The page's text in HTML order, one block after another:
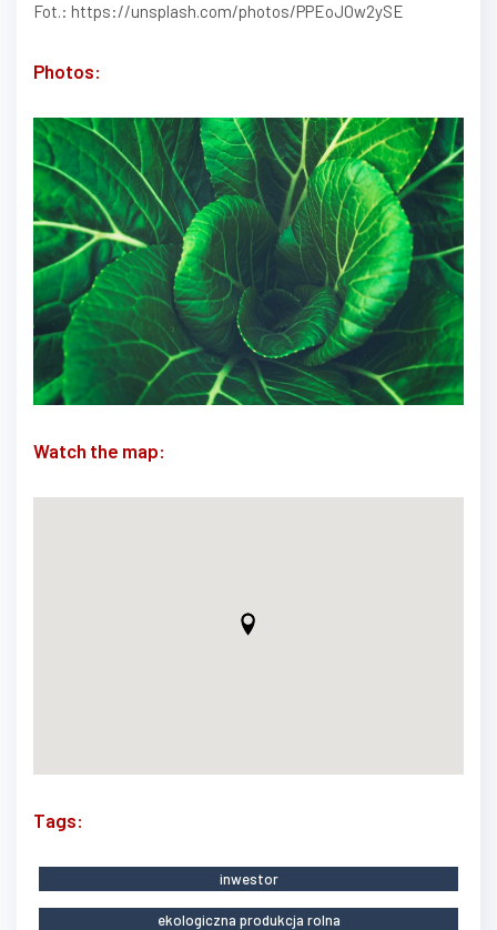
Fot.: https://unsplash.com/photos/PPEoJOw2ySE
Photos:
Watch the map:
Tags:
inwestor
ekologiczna produkcja rolna